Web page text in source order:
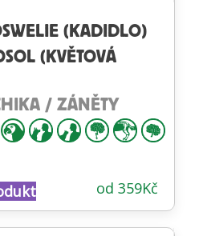
(KADIDLO)
(KVĚTOVÁ
/ ZÁNĚTY
od 359Kč